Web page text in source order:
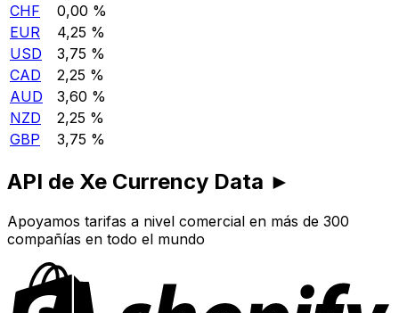
CHF
0,00 %
EUR
4,25 %
USD
3,75 %
CAD
2,25 %
AUD
3,60 %
NZD
2,25 %
GBP
3,75 %
API de Xe Currency Data ►
Apoyamos tarifas a nivel comercial en más de 300
compañías en todo el mundo